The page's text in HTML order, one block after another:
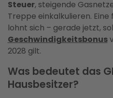
Steuer, steigende
Treppe einkalkulieren.
lohnt sich – gerade jetzt,
Geschwindigkeitsbonus
2028 gilt.
Was bedeutet das
Hausbesitzer?